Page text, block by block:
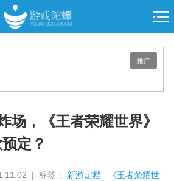
推广
场，《王者荣耀世界》
定？
11:02 | 标签： 新游定档 《王者荣耀世